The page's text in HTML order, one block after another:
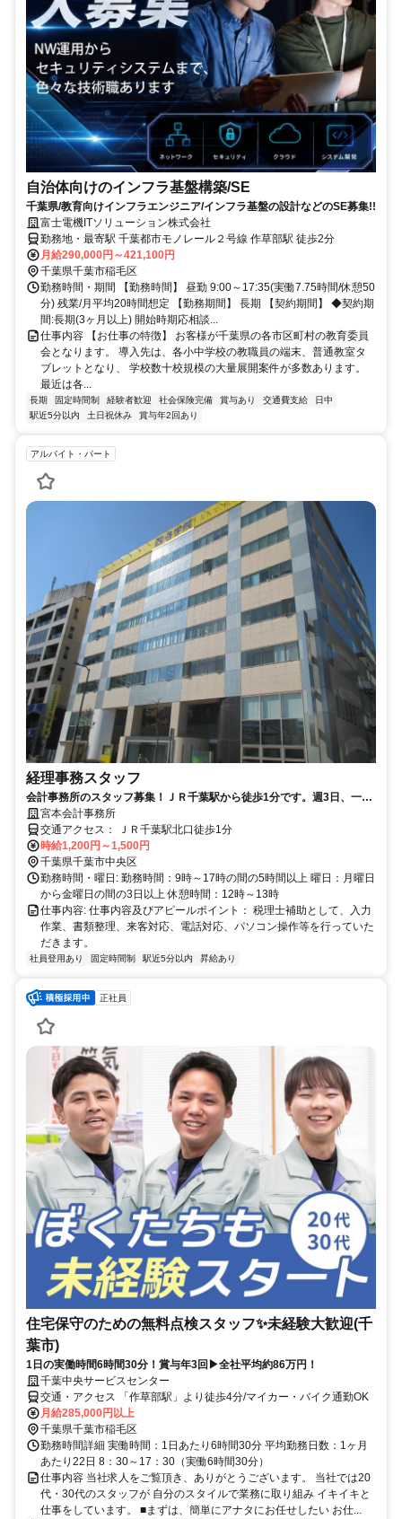
自治体向けのインフラ基盤構築/SE
千葉県/教育向けインフラエンジニア/インフラ基盤の設計などのSE募集!!
富士電機ITソリューション株式会社
勤務地・最寄駅 千葉都市モノレール２号線 作草部駅 徒歩2分
月給290,000円～421,100円
千葉県千葉市稲毛区
勤務時間・期間 【勤務時間】 昼勤 9:00～17:35(実働7.75時間/休憩50
分) 残業/月平均20時間想定 【勤務期間】 長期 【契約期間】 ◆契約期
間:長期(3ヶ月以上) 開始時期応相談...
仕事内容 【お仕事の特徴】 お客様が千葉県の各市区町村の教育委員
会となります。 導入先は、各小中学校の教職員の端末、普通教室タ
ブレットとなり、 学校数十校規模の大量展開案件が多数あります。
最近は各...
長期 固定時間制 経験者歓迎 社会保険完備 賞与あり 交通費支給
日中
駅近5分以内
土日祝休み 賞与年2回あり
アルバイト・パート
経理事務スタッフ
会計事務所のスタッフ募集！ＪＲ千葉駅から徒歩1分です。週3日、一日
5時間からは入れる方！
宮本会計事務所
交通アクセス： ＪＲ千葉駅北口徒歩1分
時給1,200円～1,500円
千葉県千葉市中央区
勤務時間・曜日: 勤務時間：9時～17時の間の5時間以上 曜日：月曜日
から金曜日の間の3日以上 休憩時間：12時～13時
仕事内容: 仕事内容及びアピールポイント： 税理士補助として、入力
作業、書類整理、来客対応、電話対応、パソコン操作等を行っていた
だきます。
社員登用あり 固定時間制 駅近5分以内 昇給あり
正社員
住宅保守のための無料点検スタッフ✨未経験大歓迎(千
葉市)
1日の実働時間6時間30分！賞与年3回▶全社平均約86万円！
千葉中央サービスセンター
交通・アクセス 「作草部駅」より徒歩4分/マイカー・バイク通勤OK
月給285,000円以上
千葉県千葉市稲毛区
勤務時間詳細 実働時間：1日あたり6時間30分 平均勤務日数：1ヶ月
あたり22日 8：30～17：30（実働6時間30分）
仕事内容 当社求人をご覧頂き、ありがとうございます。 当社では20
代・30代のスタッフが 自分のスタイルで業務に取り組み イキイキと
仕事をしています。 ■まずは、簡単にアナタにお任せしたい お仕...